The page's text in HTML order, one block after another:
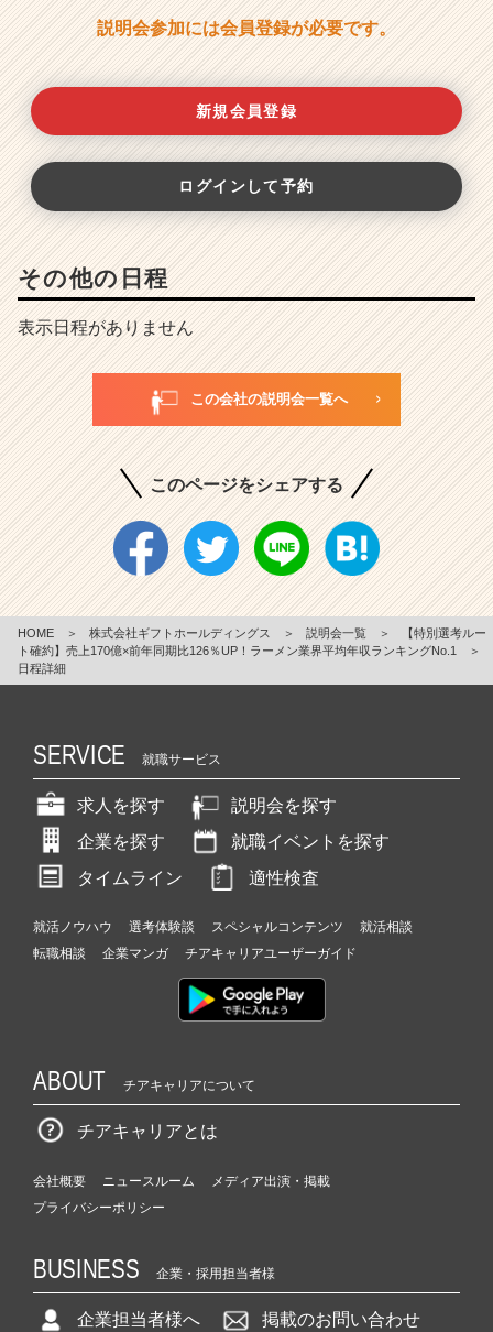
説明会参加には会員登録が必要です。
新規会員登録
ログインして予約
その他の日程
表示日程がありません
この会社の説明会一覧へ
このページをシェアする
HOME ＞ 株式会社ギフトホールディングス ＞ 説明会一覧 ＞
【特別選考ルー
ト確約】売上170億×前年同期比126％UP！ラーメン業界平均年収ランキングNo.1
＞
日程詳細
SERVICE 就職サービス
求人を探す
説明会を探す
企業を探す
就職イベントを探す
タイムライン
適性検査
就活ノウハウ 選考体験談 スペシャルコンテンツ
就活相談
転職相談
企業マンガ チアキャリアユーザーガイド
ABOUT チアキャリアについて
チアキャリアとは
会社概要 ニュースルーム
メディア出演・掲載
プライバシーポリシー
BUSINESS 企業・採用担当者様
企業担当者様へ 掲載のお問い合わせ